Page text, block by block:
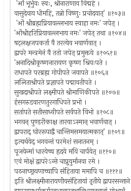
'ओं भूर्भुवः स्वः, श्रीनाराणाय विद्महे ।
वासुदेवाय धीमहि, तन्नो विष्णुः प्रचोदयात्' ॥१०३॥
'ओं श्रीब्रह्मप्रियावल्लभाय स्वाहा नमः' जपेत् ।
'ओंश्रीहरिप्रियावल्लभाय नमः' जपेत् तथा ॥१०४॥
षट्लक्षजपकर्ता वै तरत्येव भवार्णवात् ।
द्वापरे मन्त्रमेनं वै ततो जपेत् प्रमुक्तये ॥१०५१॥
'अनादिश्रीकृष्णनारायण कृष्ण श्रियःपते ।
राधापते परब्रह्म गोपीपते जयापते ॥१०६॥
ललिताश्रीपते प्रज्ञापते पद्मावतीपते ।
सुखदाश्रीपते लक्ष्मीपते श्रीमाणिकीपते ॥१०७॥
हंसगरुडवारणतुरगाधिपते प्रभो ।
सतांपते सतीसाध्वीपते सर्वपते विभो ॥१०८॥
भगवन् पुण्डरीकाक्ष तारयाऽस्मान् भवार्णवात् ।
द्वापराद् घोररूपाद्वै चान्तिमसमयात्मकात्' ॥१०९॥
इत्यर्थयेद् भगवन्तं परमेशं सनातनम् ।
पूजयेन्मां धारयेच्च हृदये मयि चार्पयेत् ॥११०॥
एवं मोक्षं द्वापरेऽन्ते चाप्नुयुर्मानवा रमे ।
पठनाच्छ्रवणाच्चापि संहिताया ममापि च ॥१११॥
इति श्रीलक्ष्मीनारायणीयसंहितायां तृतीये द्वापरसन्ताने